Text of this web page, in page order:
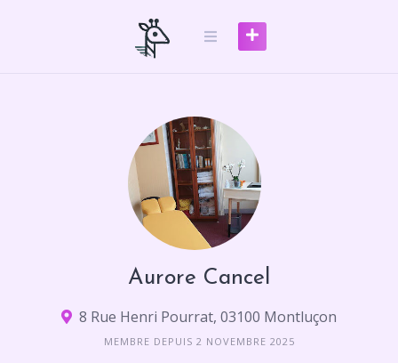
Aurore Cancel
8 Rue Henri Pourrat, 03100 Montluçon
MEMBRE DEPUIS 2 NOVEMBRE 2025